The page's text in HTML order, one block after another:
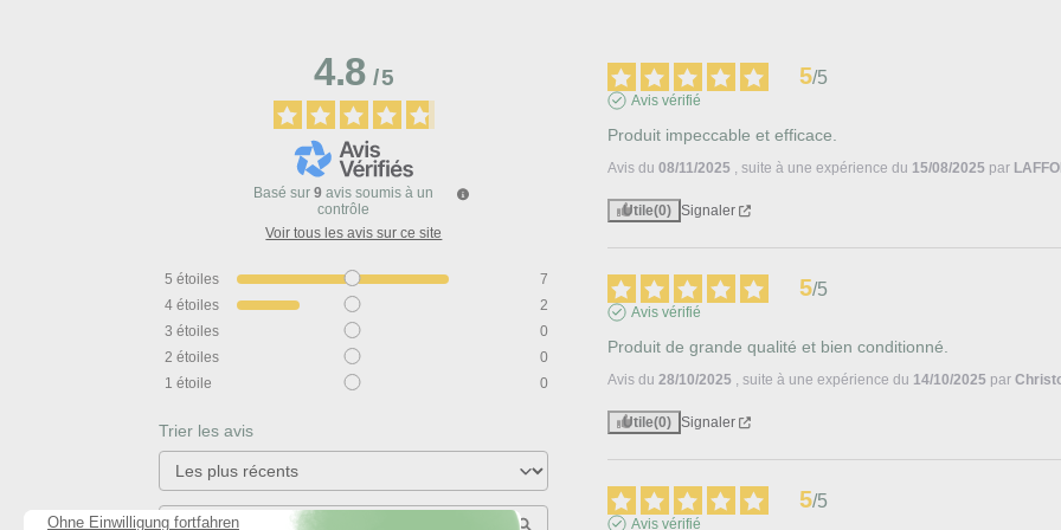
4.8/5
Basé sur 9 avis soumis à un
contrôle
Voir tous les avis sur ce site
5étoiles
7
4étoiles
2
3étoiles
0
2étoiles
0
1étoile 0
Trier les avis
5/5
Avis vérifié
Produit impeccable et efficace.
Avis du 08/11/2025 , suite à une expérience du 15/08/2025 par
Utile(0) Signaler
5/5
Avis vérifié
Produit de grande qualité et bien conditionné.
Avis du 28/10/2025 , suite à une expérience du 14/10/2025 par
Utile(0) Signaler
5/5
Avis vérifié